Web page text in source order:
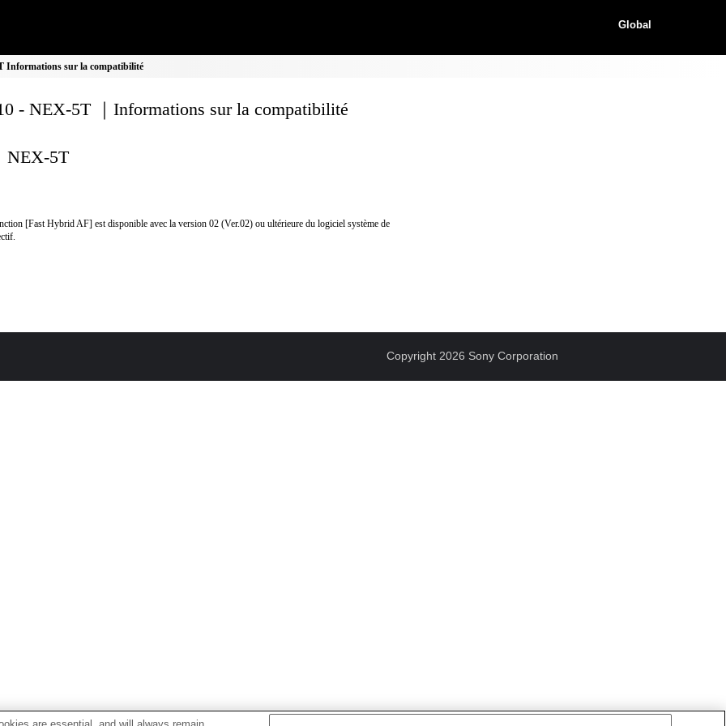
Global
Informations sur la compatibilité
- NEX-5T ｜Informations sur la compatibilité
NEX-5T
[Fast Hybrid AF] est disponible avec la version 02 (Ver.02) ou ultérieure du logiciel système de
Copyright 2026 Sony Corporation